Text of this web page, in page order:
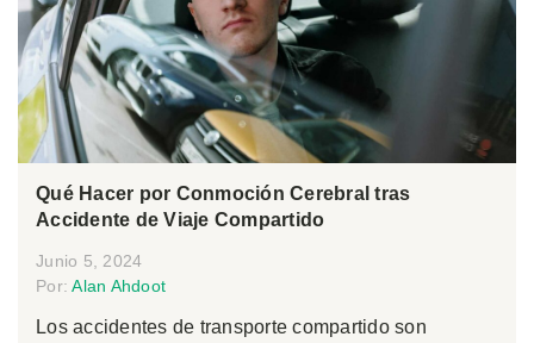
Qué Hacer por Conmoción Cerebral tras
Accidente de Viaje Compartido
Junio 5, 2024
Por:Alan Ahdoot
Los accidentes de transporte compartido son